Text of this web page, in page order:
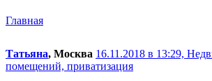
Главная
Татьяна, Москва 16.11.2018 в 13:29,
помещений, приватизация